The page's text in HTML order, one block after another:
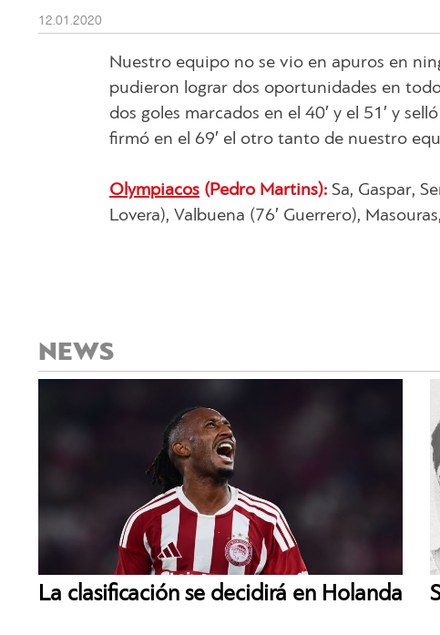
12.01.2020
Nuestro equipo no se vio en apuros en
pudieron lograr dos oportunidades en
dos goles marcados en el 40′ y el 51′ y
firmó en el 69′ el otro tanto de nuestro
Olympiacos (Pedro Martins): Sa, Gaspar,
Lovera), Valbuena (76′ Guerrero),
NEWS
La clasificación se decidirá en Holanda